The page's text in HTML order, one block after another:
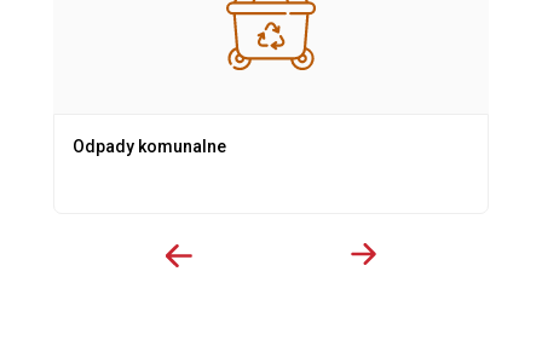
Odpady komunalne